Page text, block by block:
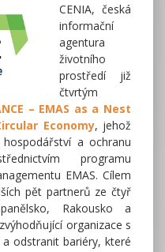
CENIA, česká
informační
agentura
životního
prostředí již
čtvrtým
– EMAS as a Nest
Economy, jehož
a ochranu
programu
EMAS. Cílem
pět partnerů ze čtyř
Rakousko a
organizace s
a odstranit bariéry, které